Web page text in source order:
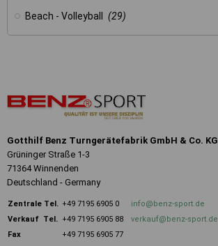
Beach - Volleyball (29)
Gotthilf Benz Turngerätefabrik GmbH & Co. KG
Grüninger Straße 1-3
71364 Winnenden
Deutschland - Germany
Zentrale Tel. +49 7195 6905 0
info@benz-sport.de
Verkauf Tel. +49 7195 6905 88
verkauf@benz-sport.de
Fax
+49 7195 6905 77